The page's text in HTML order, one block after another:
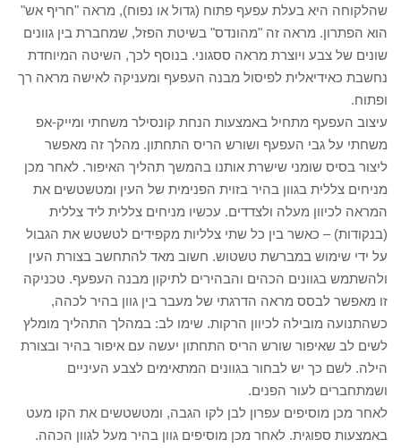
שהלקוחה היא בעלת עפעף פתוח (גדול או נפוח), מראה "חריף אש"
הוא הפתרון. מראה זה "מהונדס" בשיטת הפזל, שמחברת בין גוונים
שונים של צבע ויוצרת מראה ססגוני. בנוסף לכך, השיטה המיוחדת
נחשבת כאידיאלית לפיסול מבנה העפעף ומעניקה לאישה מראה רך
ופתוח.
עיצוב העפעף מתחיל באמצעות הנחת קונסילר משחתי ומייק-אפ
משחתי על גבי העפעף ושורש הריס התחתון. מהלך זה מאפשר
ליצור בסיס שומני שישרת אותנו בהמשך תהליך האיפור. לאחר מכן
מניחים צללית בגוון בהיר בזוית הפנימית של העין ומטשטשים את
המראה לכיוון מעלה ולצדדים. עכשיו מניחים צללית ליד צללית
(בנקודות) – כאשר בין כל שתי צלליות מקפידים לטשטש את הגבול
על ידי שימוש במברשת טשטוש. חשוב מאד להתחשב בצורת העין
ולהשתמש בגוונים הכהים והבהירים לתיקון מבנה העפעף. טכניקה
זו מאפשר לבסס מראה הדרגתי של מעבר בין גוון בהיר לכהה,
כשהתנועה מובילה לכיוון הרקות. שימו לב: במהלך התהליך מומלץ
לשים לב שאיפור שורש הריס התחתון יעשה עם איפור בהיר ובצורת
הילה. לשם כך יש לבחור בגוונים המתאימים לצבע העיניים
ושמתחברים לעור הפנים.
לאחר מכן מוסיפים עפרון לבן לקו הגבה, ומטשטשים את הקו מעט
באמצעות ספוגית. לאחר מכן מוסיפים גוון בהיר מעל לגוון הכהה.